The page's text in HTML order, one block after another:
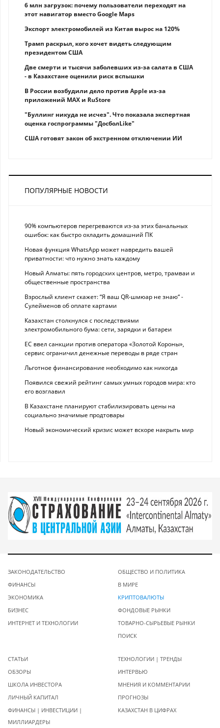
6 млн загрузок: почему пользователи переходят на
этот навигатор вместо Google Maps
Экспорт электромобилей из Китая вырос на 120%
Трамп раскрыл, кого хочет видеть следующим
президентом США
Две смерти и тысячи заболевших из-за салата в США
- в Казахстане оценили риск вспышки
В России возбудили дело против Apple из-за
приложений MAX и RuStore
"Буллинг никуда не исчез". Что показала экспертная
оценка госпрограммы "ДосболLike"
США готовят закон об экстренном отключении ИИ
ПОПУЛЯРНЫЕ НОВОСТИ
90% компьютеров перегреваются из-за этих банальных
ошибок: как быстро охладить домашний ПК
Новая функция WhatsApp может навредить вашей
приватности: что нужно знать каждому
Новый Алматы: пять городских центров, метро, трамваи и
общественные пространства
Взрослый клиент скажет: “Я ваш QR-шмюар не знаю“ -
Сулейменов об оплате картами
Казахстан столкнулся с последствиями
электромобильного бума: сети, зарядки и батареи
ЕС ввел санкции против оператора «Золотой Короны»,
сервис ограничил денежные переводы в ряде стран
Льготное финансирование необходимо как никогда
Появился свежий рейтинг самых умных городов мира: кто
его возглавил
В Казахстане планируют стабилизировать цены на
социально значимые продтовары
Новый экономический кризис может вскоре накрыть мир
ЗАКОНОДАТЕЛЬСТВО
ФИНАНСЫ
ЭКОНОМИКА
БИЗНЕС
ИНТЕРНЕТ И ТЕХНОЛОГИИ
ОБЩЕСТВО И ПОЛИТИКА
В МИРЕ
КРИПТОВАЛЮТЫ
ФОНДОВЫЕ РЫНКИ
ТОВАРНО-СЫРЬЕВЫЕ РЫНКИ
ПОИСК
СТАТЬИ
ОБЗОРЫ
ШКОЛА ИНВЕСТОРА
ЛИЧНЫЙ КАПИТАЛ
ФИНАНСЫ | ИНВЕСТИЦИИ |
МИЛЛИАРДЕРЫ
ТЕХНОЛОГИИ | ТРЕНДЫ
ИНТЕРВЬЮ
МНЕНИЯ И КОММЕНТАРИИ
ПРОГНОЗЫ
КАЗАХСТАН В ЦИФРАХ